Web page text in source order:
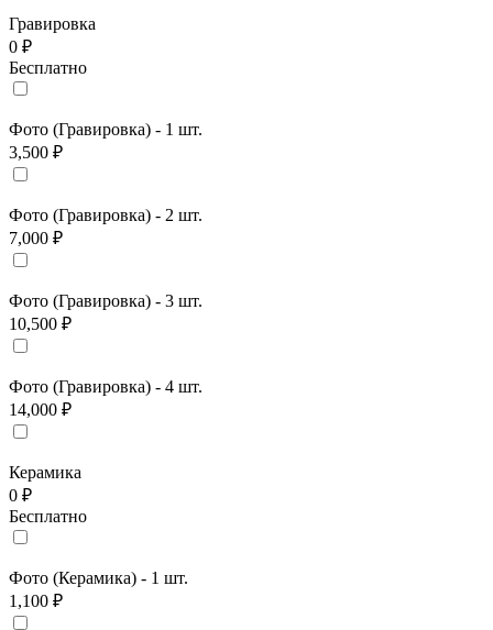
Гравировка
0 ₽
Бесплатно
Фото (Гравировка) - 1 шт.
3,500 ₽
Фото (Гравировка) - 2 шт.
7,000 ₽
Фото (Гравировка) - 3 шт.
10,500 ₽
Фото (Гравировка) - 4 шт.
14,000 ₽
Керамика
0 ₽
Бесплатно
Фото (Керамика) - 1 шт.
1,100 ₽